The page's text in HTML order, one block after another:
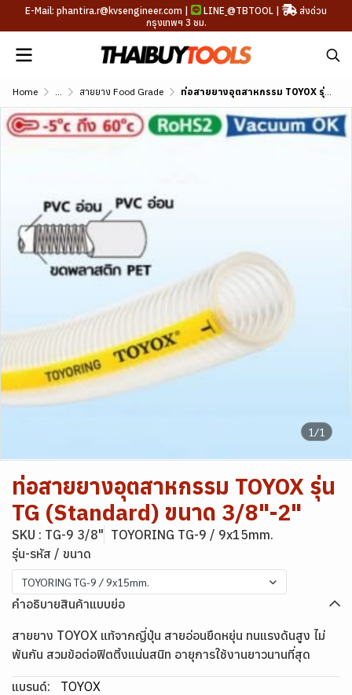
E-Mail: phantira.r@kvsengineer.com | LINE @TBTOOL |
ส่งด่วน
กรุงเทพฯ 3 ชม.
Home ... สายยาง Food Grade ท่อสายยางอุตสาหกรรม TOYOX รุ่น TG (Standard) ขนาด 3/8"-2"
1/1
ท่อสายยางอุตสาหกรรม TOYOX รุ่น
TG (Standard) ขนาด 3/8"-2"
SKU : TG-9 3/8" TOYORING TG-9 / 9x15mm.
รุ่น-รหัส / ขนาด
TOYORING TG-9 / 9x15mm.
คำอธิบายสินค้าแบบย่อ
สายยาง TOYOX แท้จากญี่ปุ่น สายอ่อนยืดหยุ่น ทนแรงดันสูง ไม่
พันกัน สวมข้อต่อฟิตติ้งแน่นสนิท อายุการใช้งานยาวนานที่สุด
แบรนด์:
TOYOX